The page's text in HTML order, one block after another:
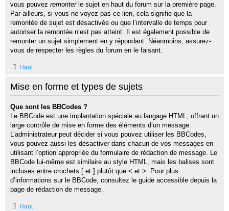
vous pouvez remonterle sujet en haut du forum sur la première page.
Par ailleurs, si vous ne voyez pas ce lien, cela signifie que la
remontée de sujet est désactivée ou que l’intervalle de temps pour
autoriser la remontée n’est pas atteint. Il est également possible de
remonter un sujet simplement en y répondant. Néanmoins, assurez-
vous de respecter les règles du forum en le faisant.
Haut
Mise en forme et types de sujets
Que sont les BBCodes ?
Le BBCode est une implantation spéciale au langage HTML, offrant un
large contrôle de mise en forme des éléments d’un message.
L’administrateur peut décider si vous pouvez utiliser les BBCodes,
vous pouvez aussi les désactiver dans chacun de vos messages en
utilisant l’option appropriée du formulaire de rédaction de message. Le
BBCode lui-même est similaire au style HTML, mais les balises sont
incluses entre crochets [ et ] plutôt que < et >. Pour plus
d’informations sur le BBCode, consultez le guide accessible depuis la
page de rédaction de message.
Haut